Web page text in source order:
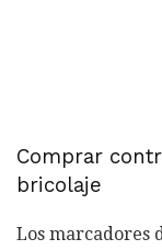
Comprar
bricolaje
Los marcadores